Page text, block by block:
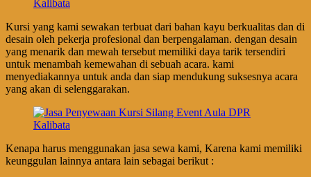
Kursi yang kami sewakan terbuat dari bahan kayu berkualitas dan di
desain oleh pekerja profesional dan berpengalaman. dengan desain
yang menarik dan mewah tersebut memiliki daya tarik tersendiri
untuk menambah kemewahan di sebuah acara. kami
menyediakannya untuk anda dan siap mendukung suksesnya acara
yang akan di selenggarakan.
Kenapa harus menggunakan jasa sewa kami, Karena kami memiliki
keunggulan lainnya antara lain sebagai berikut :